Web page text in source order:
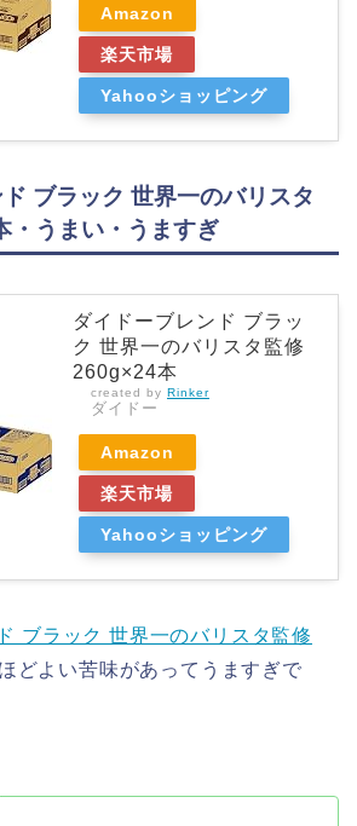
Amazon
楽天市場
Yahooショッピング
ブラック 世界一のバリスタ
・うまい・うますぎ
ダイドーブレンド ブラッ
ク 世界一のバリスタ監修
260g×24本
created by Rinker
ダイドー
Amazon
楽天市場
Yahooショッピング
ブラック 世界一のバリスタ監修
どよい苦味があってうますぎで